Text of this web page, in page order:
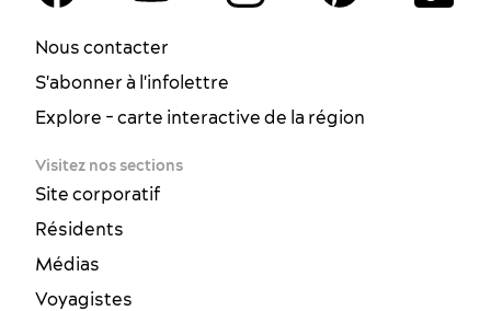
Nous contacter
S'abonner à l'infolettre
Explore - carte interactive de la région
Visitez nos sections
Site corporatif
Résidents
Médias
Voyagistes